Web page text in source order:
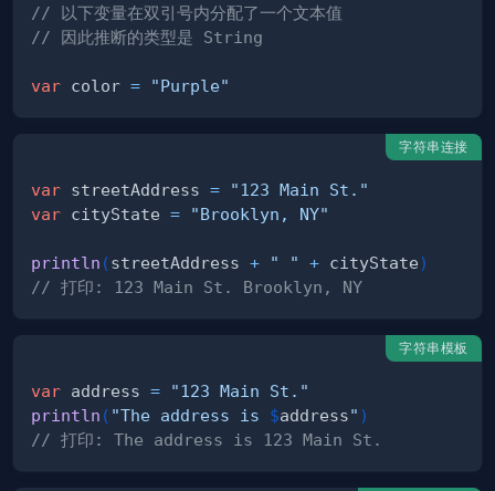
// 以下变量在双引号内分配了一个文本值
// 因此推断的类型是 String
var color = "Purple"
字符串连接
var streetAddress =
"123 Main St."
var cityState = "Brooklyn, NY"
println (streetAddress + " " + cityState)
// 打印: 123 Main St. Brooklyn, NY
字符串模板
var address =
"123 Main St."
println ( "The address is $address" )
// 打印: The address is 123 Main St.